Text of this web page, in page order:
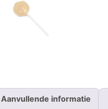
Aanvullende informatie